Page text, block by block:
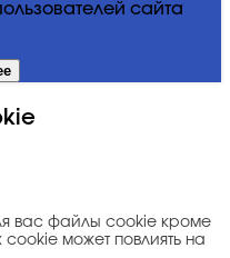
сайта
вас файлы cookie кроме
может повлиять на